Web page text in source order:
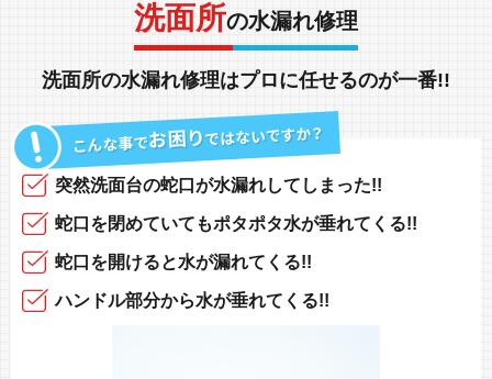
洗面所の水漏れ修理
洗面所の水漏れ修理はプロに任せるのが一番!!
突然洗面台の蛇口 が水漏れしてしまった!!
蛇口 を閉めていてもポタポタ水が垂れてくる!!
蛇口 を開けると水が漏れてくる!!
ハンドル部分から水が垂れてくる!!